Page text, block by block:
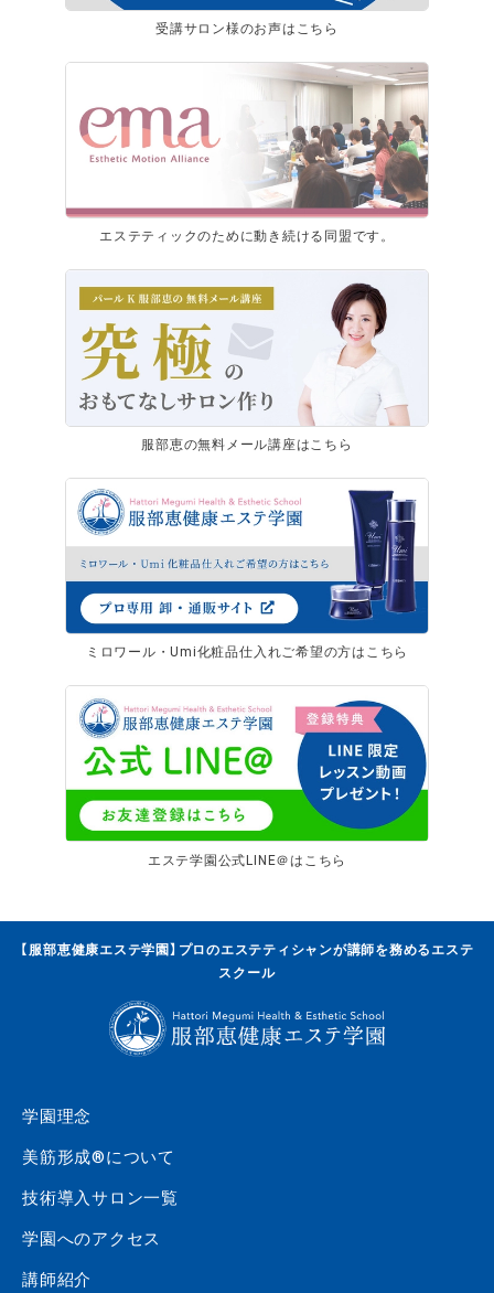
受講サロン様のお声はこちら
エステティックのために動き続ける同盟です。
服部恵の無料メール講座はこちら
ミロワール・Umi化粧品仕入れご希望の方はこちら
エステ学園公式LINE＠はこちら
【服部恵健康エステ学園】プロのエステティシャンが講師を務めるエステ
スクール
学園理念
美筋形成®について
技術導入サロン一覧
学園へのアクセス
講師紹介